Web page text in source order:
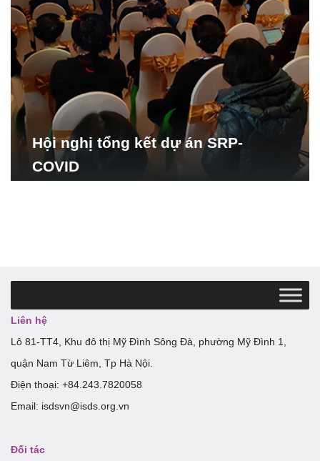
Hội nghị tổng kết dự án SRP-
COVID
Liên hệ
Lô 81-TT4, Khu đô thị Mỹ Đình Sông Đà, phường Mỹ Đình 1,
quận Nam Từ Liêm, Tp Hà Nội.
Điện thoại: +84.243.7820058
Email: isdsvn@isds.org.vn
Đối tác